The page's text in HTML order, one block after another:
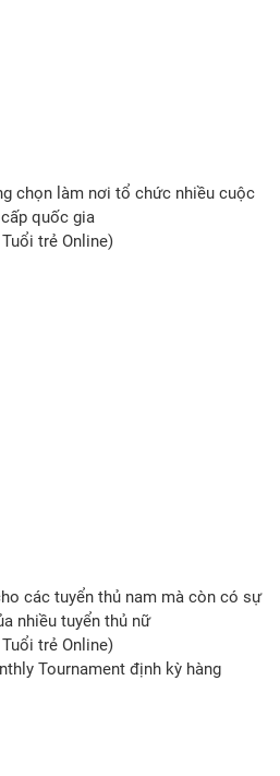
chọn làm nơi tổ chức nhiều cuộc
quốc gia
trẻ Online)
các tuyển thủ nam mà còn có sự
nhiều tuyển thủ nữ
trẻ Online)
Tournament định kỳ hàng